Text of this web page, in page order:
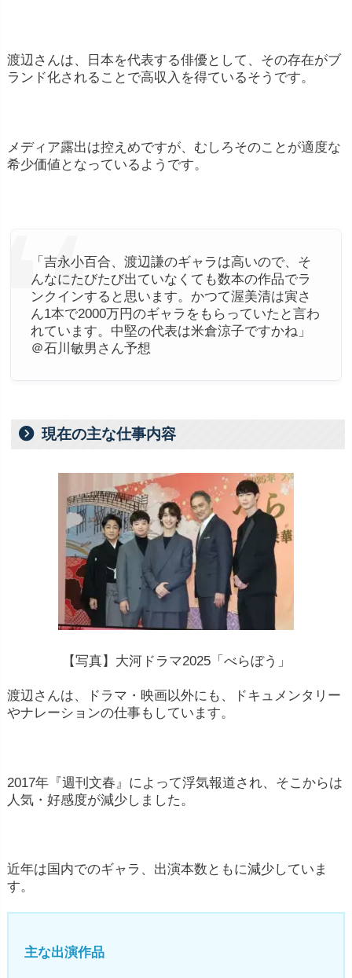
渡辺さんは、日本を代表する俳優として、その存在がブ
ランド化されることで高収入を得ているそうです。
メディア露出は控えめですが、むしろそのことが適度な
希少価値となっているようです。
「吉永小百合、渡辺謙のギャラは高いので、そ
んなにたびたび出ていなくても数本の作品でラ
ンクインすると思います。かつて渥美清は寅さ
ん1本で2000万円のギャラをもらっていたと言わ
れています。中堅の代表は米倉涼子ですかね」
＠石川敏男さん予想
現在の主な仕事内容
【写真】大河ドラマ2025「べらぼう」
渡辺さんは、ドラマ・映画以外にも、ドキュメンタリー
やナレーションの仕事もしています。
2017年『週刊文春』によって浮気報道され、そこからは
人気・好感度が減少しました。
近年は国内でのギャラ、出演本数ともに減少していま
す。
主な出演作品